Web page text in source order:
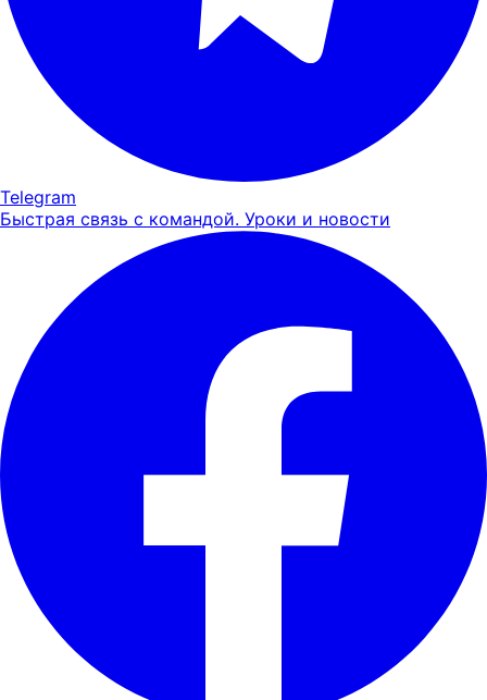
Telegram
Быстрая связь с командой. Уроки и новости